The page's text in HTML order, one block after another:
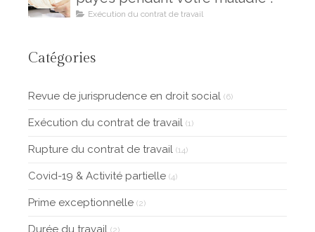
Exécution du contrat de travail
Catégories
Revue de jurisprudence en droit social (6)
Exécution du contrat de travail (1)
Rupture du contrat de travail (14)
Covid-19 & Activité partielle (4)
Prime exceptionnelle (2)
Durée du travail (2)